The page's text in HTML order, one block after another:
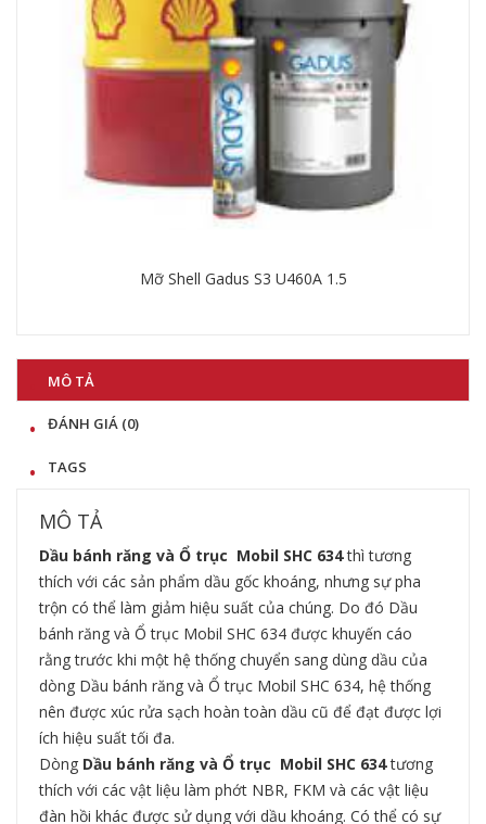
Mỡ Shell Gadus S3 U460A 1.5
MÔ TẢ
ĐÁNH GIÁ (0)
TAGS
MÔ TẢ
Dầu bánh răng và Ổ trục Mobil SHC 634thì tương
thích với các sản phẩm dầu gốc khoáng, nhưng sự pha
trộn có thể làm giảm hiệu suất của chúng. Do đó Dầu
bánh răng và Ổ trục Mobil SHC 634 được khuyến cáo
rằng trước khi một hệ thống chuyển sang dùng dầu của
dòng Dầu bánh răng và Ổ trục Mobil SHC 634, hệ thống
nên được xúc rửa sạch hoàn toàn dầu cũ để đạt được lợi
ích hiệu suất tối đa.
Dòng Dầu bánh răng và Ổ trục Mobil SHC 634tương
thích với các vật liệu làm phớt NBR, FKM và các vật liệu
đàn hồi khác được sử dụng với dầu khoáng. Có thể có sự